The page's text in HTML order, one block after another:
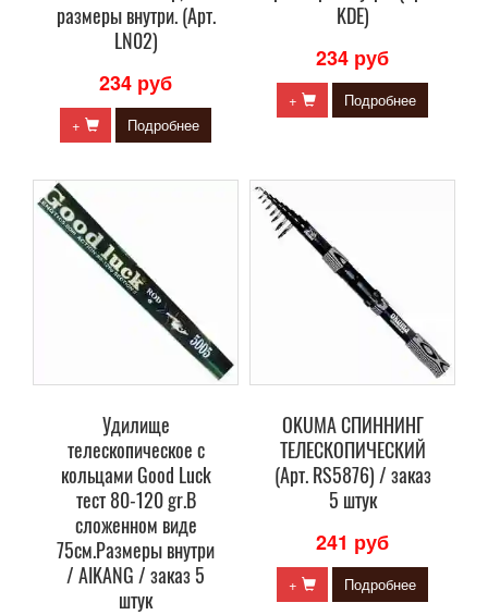
размеры внутри. (Арт.
LN02)
234 руб
+ Подробнее
KDE)
234 руб
+ Подробнее
Удилище
телескопическое с
кольцами Good Luck
тест 80-120 gr.В
сложенном виде
75см.Размеры внутри
/ AIKANG / заказ 5
штук
OKUMA СПИННИНГ
ТЕЛЕСКОПИЧЕСКИЙ
(Арт. RS5876) / заказ
5 штук
241 руб
+ Подробнее